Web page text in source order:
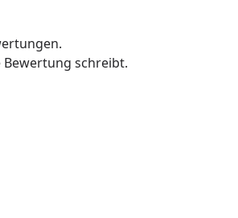
Bewertung schreibt.